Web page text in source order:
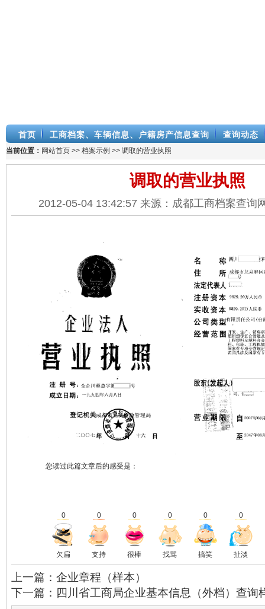
首页 工商档案、车辆信息、户籍房产信息查询 查询动态
当前位置： 网站首页 >> 档案示例 >> 调取的营业执照
调取的营业执照
2012-05-04 13:42:57 来源：成都工商档案查询
您读过此篇文章后的感受是：
0 0 0 0 0 0
欠扁 支持 很棒 找骂 搞笑 扯淡
上一篇：企业章程（样本）
下一篇：四川省工商局企业基本信息（外档）查询